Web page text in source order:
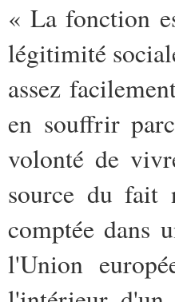
« La fonction
légitimité
assez
en souffrir
volonté de
source du fait
comptée dans
l'Union